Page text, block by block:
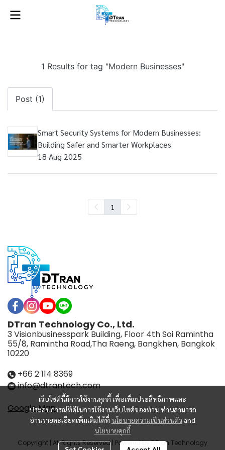
1 Results for tag "Modern Businesses"
Post (1)
Smart Security Systems for Modern Businesses:
Building Safer and Smarter Workplaces
18 Aug 2025
1
เว็บไซต์นี้มีการใช้งานคุกกี้ เพื่อเพิ่มประสิทธิภาพและ
ประสบการณ์ที่ดีในการใช้งานเว็บไซต์ของท่าน ท่านสามารถ
อ่านรายละเอียดเพิ่มเติมได้ที่ นโยบายความเป็นส่วนตัว and
นโยบายคุกกี้
DTran Technology Co., Ltd.
3 Visionbusinesspark Building, Floor 4th Soi Ramintha
55/8, Ramintha Road,Tha Raeng, Bangkhen, Bangkok
10220
+66 2 114 8369
info@dtrantech.com
Google Map
Copyright | All Rights Reserved | Powered by DTran Technology